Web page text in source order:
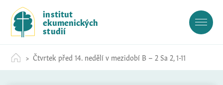
c
institut
ekumenických
studií
Čtvrtek před 14. nedělí v mezidobí B – 2 Sa 2, 1-11